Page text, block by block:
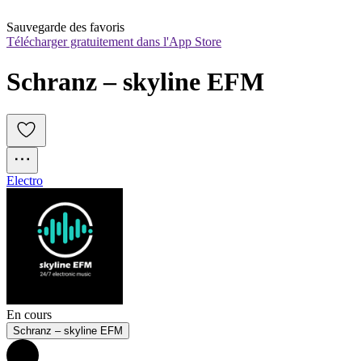
Sauvegarde des favoris
Télécharger gratuitement dans l'App Store
Schranz – skyline EFM
Electro
En cours
Schranz – skyline EFM